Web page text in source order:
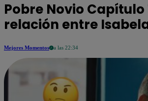
Pobre Novio Capítulo
relación entre
Mejores Momentos a las 22:34